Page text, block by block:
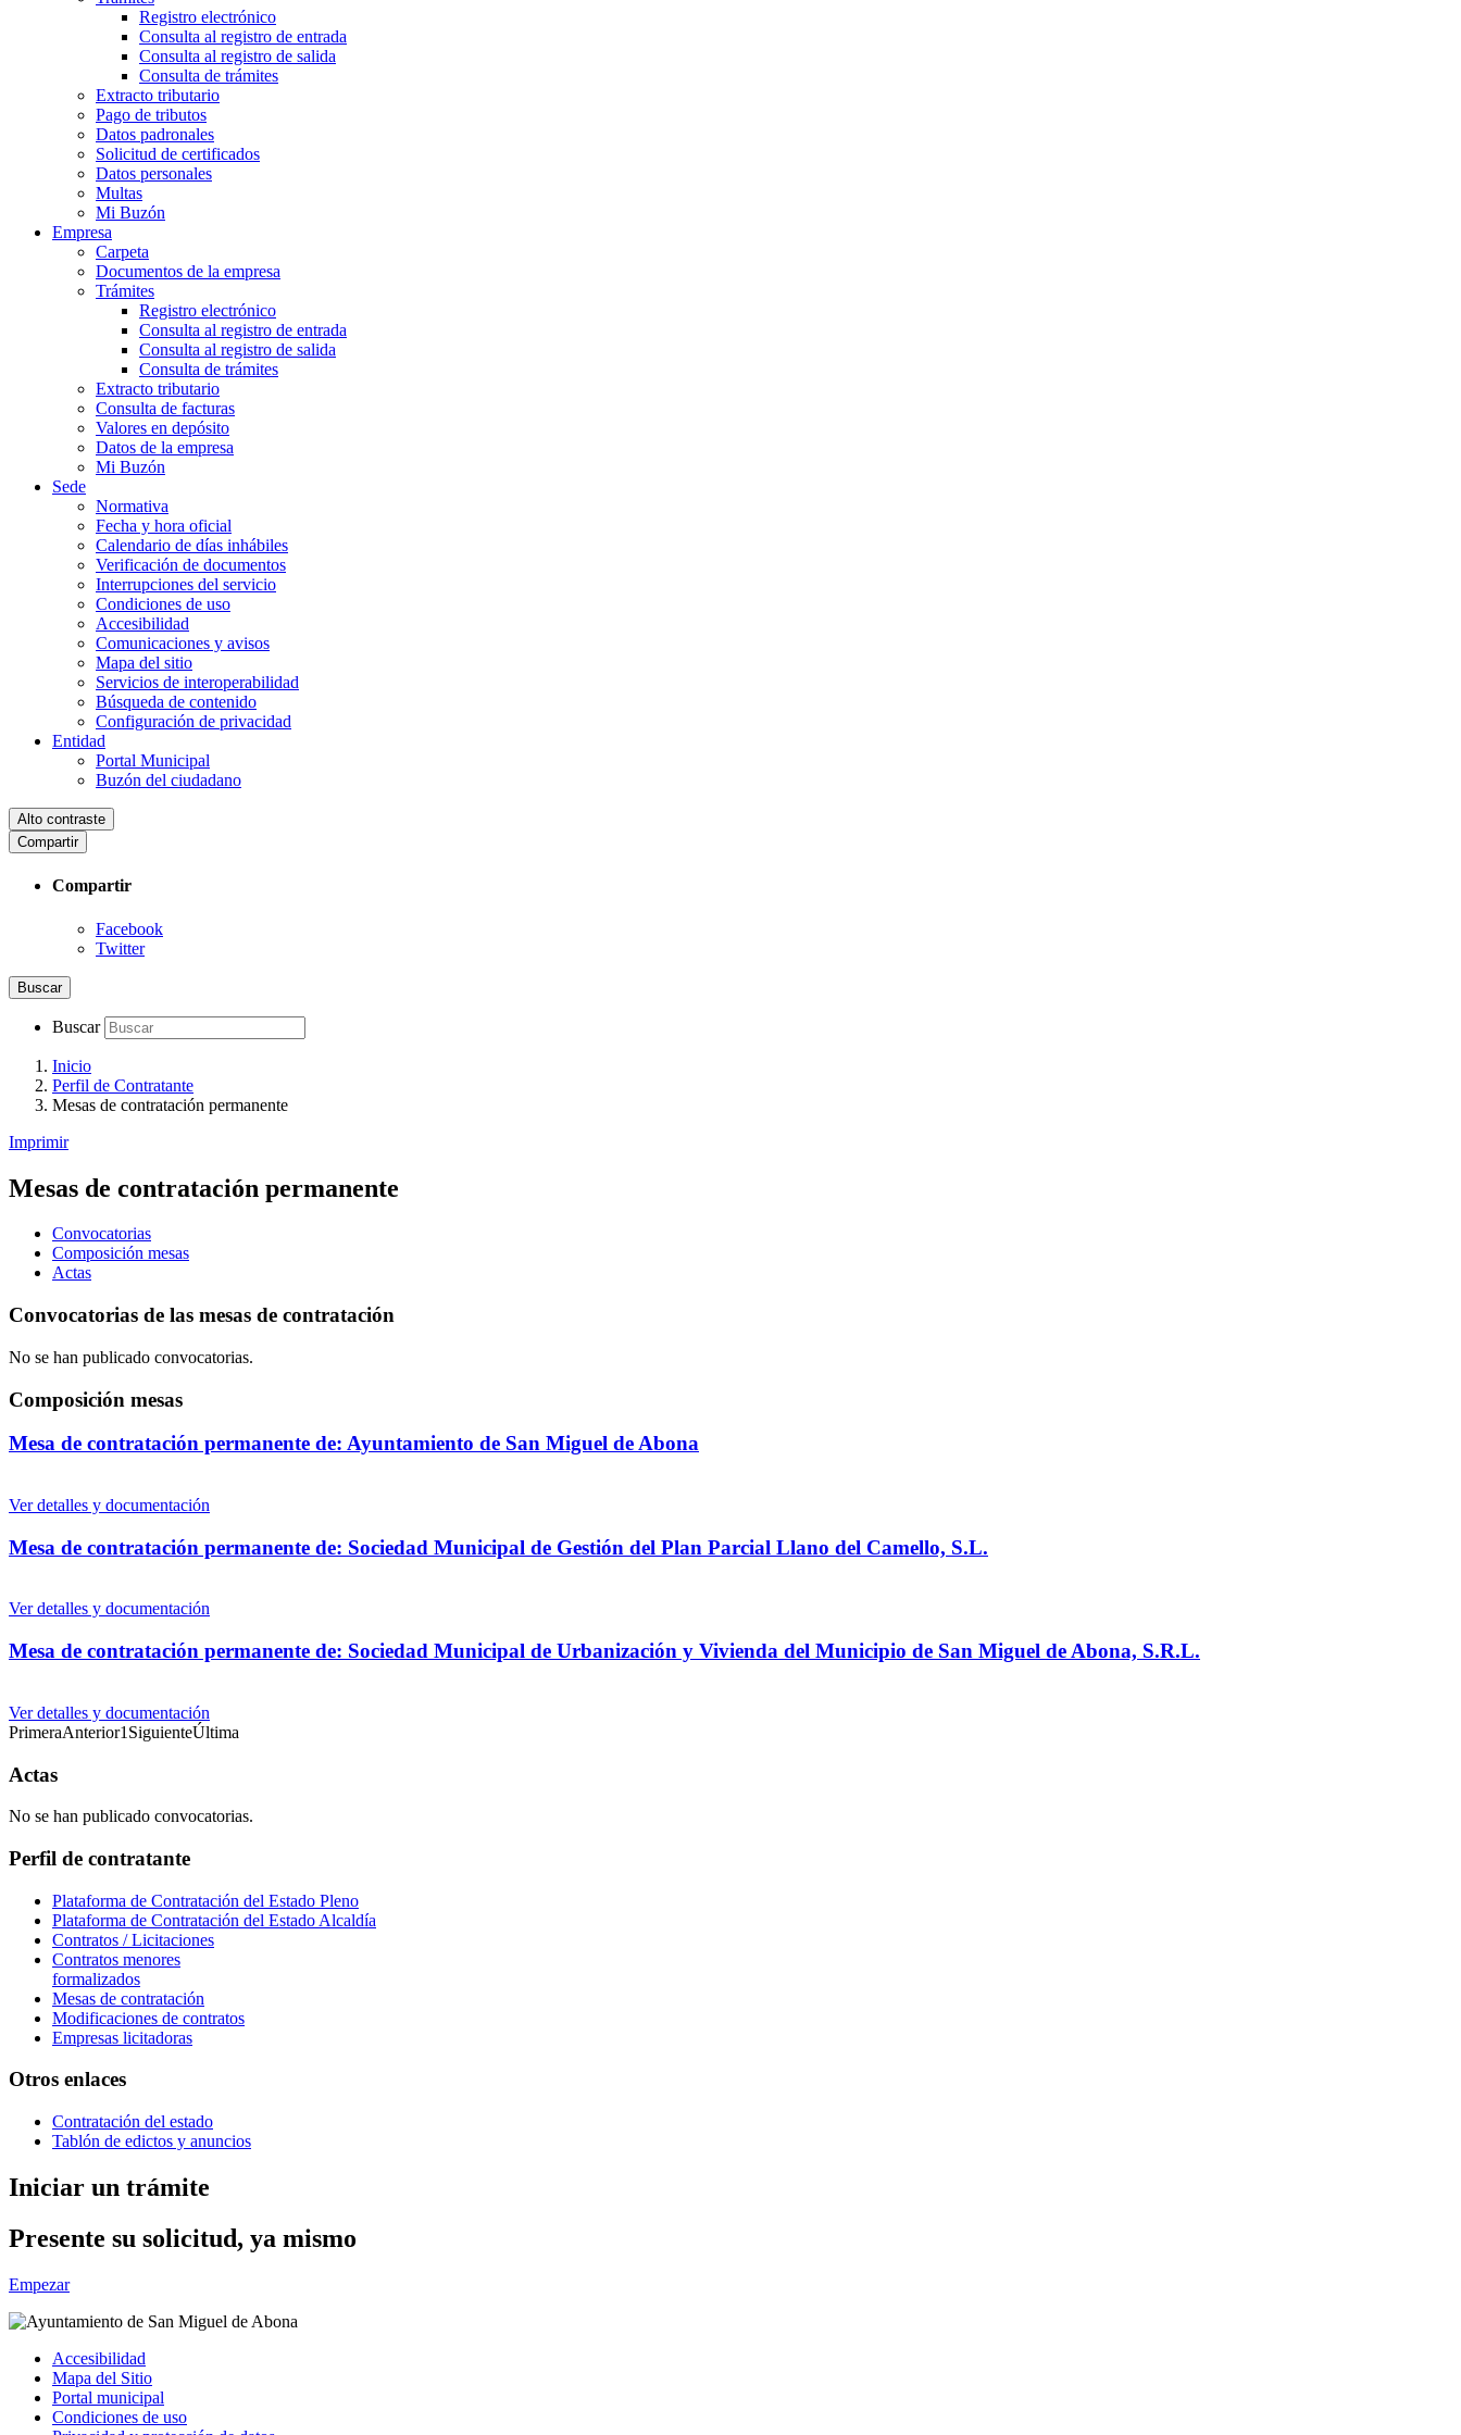
Registro electrónico
Consulta al registro de entrada
Consulta al registro de salida
Consulta de trámites
Extracto tributario
Pago de tributos
Datos padronales
Solicitud de certificados
Datos personales
Multas
Mi Buzón
Empresa
Carpeta
Documentos de la empresa
Trámites
Registro electrónico
Consulta al registro de entrada
Consulta al registro de salida
Consulta de trámites
Extracto tributario
Consulta de facturas
Valores en depósito
Datos de la empresa
Mi Buzón
Sede
Normativa
Fecha y hora oficial
Calendario de días inhábiles
Verificación de documentos
Interrupciones del servicio
Condiciones de uso
Accesibilidad
Comunicaciones y avisos
Mapa del sitio
Servicios de interoperabilidad
Búsqueda de contenido
Configuración de privacidad
Entidad
Portal Municipal
Buzón del ciudadano
Alto contraste
Compartir
Compartir
Facebook
Twitter
Buscar
Buscar
Inicio
Perfil de Contratante
Mesas de contratación permanente
Imprimir
Mesas de contratación permanente
Convocatorias
Composición mesas
Actas
Convocatorias de las mesas de contratación
No se han publicado convocatorias.
Composición mesas
Mesa de contratación permanente de: Ayuntamiento de San Miguel de Abona
Ver detalles y documentación
Mesa de contratación permanente de: Sociedad Municipal de Gestión del Plan Parcial Llano del Camello, S.L.
Ver detalles y documentación
Mesa de contratación permanente de: Sociedad Municipal de Urbanización y Vivienda del Municipio de San Miguel de Abona, S.R.L.
Ver detalles y documentación
PrimeraAnterior1 SiguienteÚltima
Actas
No se han publicado convocatorias.
Perfil de contratante
Plataforma de Contratación del Estado Pleno
Plataforma de Contratación del Estado Alcaldía
Contratos / Licitaciones
Contratos menores
formalizados
Mesas de contratación
Modificaciones de contratos
Empresas licitadoras
Otros enlaces
Contratación del estado
Tablón de edictos y anuncios
Iniciar un trámite
Presente su solicitud, ya mismo
Empezar
Accesibilidad
Mapa del Sitio
Portal municipal
Condiciones de uso